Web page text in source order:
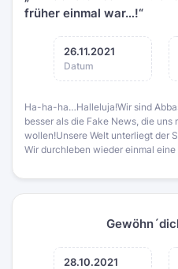
früher einmal war…!“
26.11.2021
Datum
Ha-ha-ha…Halleluja!Wir sind
besser als die Fake News, die uns
wollen!Unsere Welt unterliegt der
Wir durchleben wieder einmal
28.10.2021